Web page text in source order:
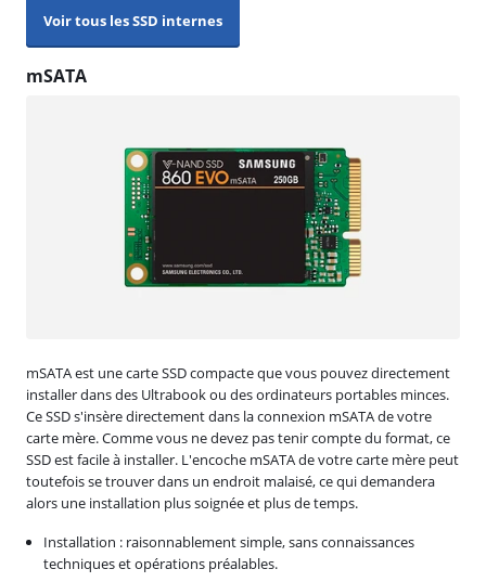
Voir tous les SSD internes
mSATA
mSATA est une carte SSD compacte que vous pouvez directement
installer dans des Ultrabook ou des ordinateurs portables minces.
Ce SSD s'insère directement dans la connexion mSATA de votre
carte mère. Comme vous ne devez pas tenir compte du format, ce
SSD est facile à installer. L'encoche mSATA de votre carte mère peut
toutefois se trouver dans un endroit malaisé, ce qui demandera
alors une installation plus soignée et plus de temps.
Installation : raisonnablement simple, sans connaissances
techniques et opérations préalables.